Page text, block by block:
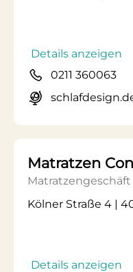
Details anzeigen
0211 360063
Matratzen
Matratzengeschäft
Kölner Straße 4 |
Details anzeigen